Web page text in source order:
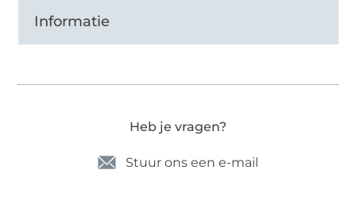
Informatie
Heb je vragen?
Stuur ons een e-mail